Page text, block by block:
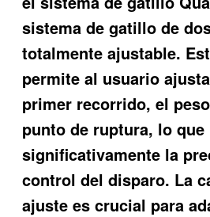
sistema de gatillo de
totalmente ajustable.
permite al usuario
primer recorrido, el
punto de ruptura, lo que
significativamente la
control del disparo. La
ajuste es crucial para